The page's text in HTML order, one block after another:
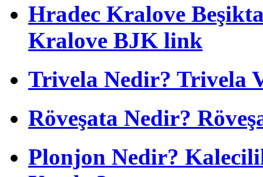
Hradec Kralove
Kralove BJK link
Trivela Nedir? Trivela
Röveşata Nedir?
Plonjon Nedir?